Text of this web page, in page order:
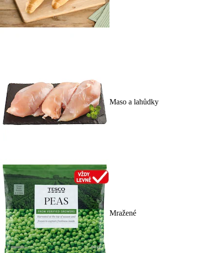
Maso a lahůdky
Mražené